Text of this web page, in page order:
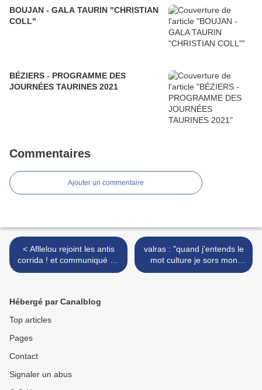
BOUJAN - GALA TAURIN "CHRISTIAN
COLL"
BÉZIERS - PROGRAMME DES
JOURNÉES TAURINES 2021
Commentaires
Ajouter un commentaire
< Afllelou rejoint les antis
corrida ! et communiqué de
la FSTF
valras : "quand j'entends le
mot culture je sors mon
revolver" >
Hébergé par Canalblog
Top articles
Pages
Contact
Signaler un abus